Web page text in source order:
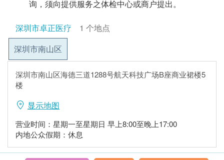
询，须向提供服务之体检中心或商户提出。
深圳市卓正医疗
1 个地点
深圳市南山区
深圳市南山区海德三道1288号航天科技广场B座商业裙楼5
楼
显示地图
营业时间：星期一至星期日 早上8:00至晚上17:00
内地公众假期：休息